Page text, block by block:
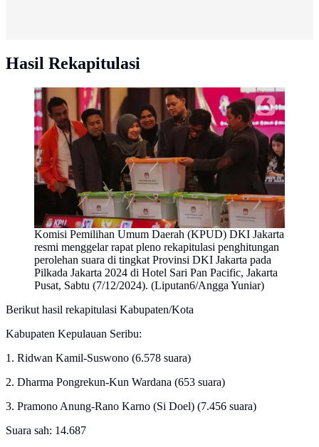
Hasil Rekapitulasi
Komisi Pemilihan Umum Daerah (KPUD) DKI Jakarta
resmi menggelar rapat pleno rekapitulasi penghitungan
perolehan suara di tingkat Provinsi DKI Jakarta pada
Pilkada Jakarta 2024 di Hotel Sari Pan Pacific, Jakarta
Pusat, Sabtu (7/12/2024). (Liputan6/Angga Yuniar)
Berikut hasil rekapitulasi Kabupaten/Kota
Kabupaten Kepulauan Seribu:
1. Ridwan Kamil-Suswono (6.578 suara)
2. Dharma Pongrekun-Kun Wardana (653 suara)
3. Pramono Anung-Rano Karno (Si Doel) (7.456 suara)
Suara sah: 14.687